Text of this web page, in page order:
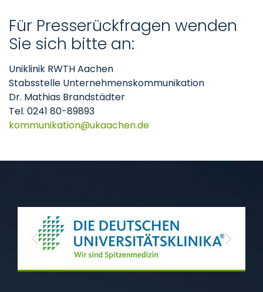
Für Presserückfragen wenden
Sie sich bitte an:
Uniklinik RWTH Aachen
Stabsstelle Unternehmenskommunikation
Dr. Mathias Brandstädter
Tel. 0241 80-89893
kommunikation
ukaachende
Previous Next